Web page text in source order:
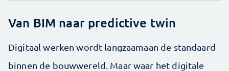
Van BIM naar predictive twin
Digitaal werken wordt langzaamaan de standaard
binnen de bouwwereld. Maar waar het digitale